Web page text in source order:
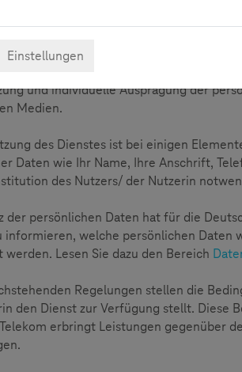
ist eine Initiative der Deutschen
und Ziel der Initiative ist die Förderung
und individuelle Ausprägung der
Medien.
des Dienstes ist bei einigen
Daten wie Ihr Name, Ihre Anschrift,
des Nutzers/ der Nutzerin
der persönlichen Daten hat für die
informieren, welche persönlichen Daten
Lesen Sie dazu den Bereich
Regelungen stellen die
den Dienst zur Verfügung stellt. Diese
erbringt Leistungen gegenüber
Einstellungen